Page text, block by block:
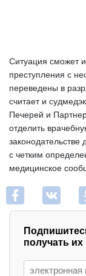
Ситуация сможет
преступления с
переведены в
считает и
Печерей и
отделить
законодательстве
с четким
медицинское
получать